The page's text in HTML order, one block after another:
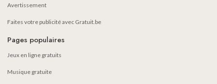
Avertissement
Faites votre publicité avec Gratuit.be
Pages populaires
Jeux en ligne gratuits
Musique gratuite